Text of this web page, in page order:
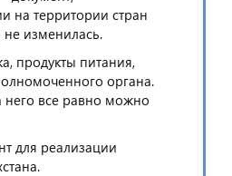
на территории стран
не изменилась.
продукты питания,
органа.
него все равно можно
для реализации